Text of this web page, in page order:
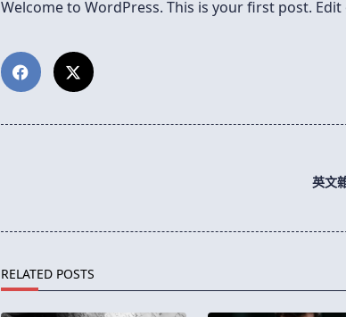
Welcome to WordPress. This is your first post.
英文
RELATED POSTS